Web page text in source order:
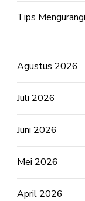
Tips
Agustus 2026
Juli 2026
Juni 2026
Mei 2026
April 2026